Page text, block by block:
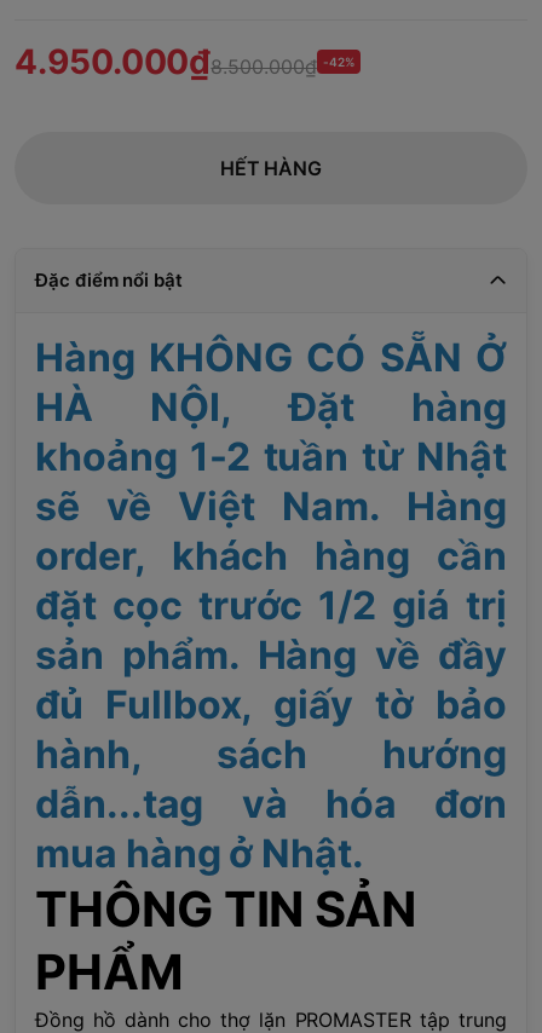
4.950.000₫8.500.000₫ -42%
HẾT HÀNG
Đặc điểm nổi bật
Hàng KHÔNG CÓ SẴN Ở
HÀ NỘI, Đặt hàng
khoảng 1-2 tuần từ Nhật
sẽ về Việt Nam. Hàng
order, khách hàng cần
đặt cọc trước 1/2 giá trị
sản phẩm. Hàng về đầy
đủ Fullbox, giấy tờ bảo
hành, sách hướng
dẫn...tag và hóa đơn
mua hàng ở Nhật.
THÔNG TIN SẢN
PHẨM
Đồng hồ dành cho thợ lặn PROMASTER tập trung